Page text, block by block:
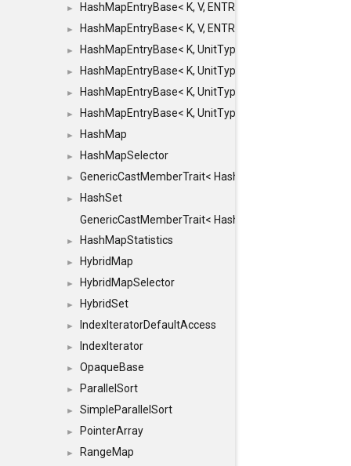
► HashMapEntryBase< K, V, ENTRY_HANDLER,
► HashMapEntryBase< K, V, ENTRY_HANDLER,
► HashMapEntryBase< K, UnitType, ENTRY_HANDLER,
► HashMapEntryBase< K, UnitType, ENTRY_HANDLER,
► HashMapEntryBase< K, UnitType, ENTRY_HANDLER,
► HashMapEntryBase< K, UnitType, ENTRY_HANDLER,
► HashMap
► HashMapSelector
► GenericCastMemberTrait< HashMap< K_TO, V_TO >,
►
HashSet
GenericCastMemberTrait< HashSet< TO >, HashSet<
► HashMapStatistics
► HybridMap
► HybridMapSelector
► HybridSet
► IndexIteratorDefaultAccess
► IndexIterator
► OpaqueBase
► ParallelSort
► SimpleParallelSort
► PointerArray
► RangeMap